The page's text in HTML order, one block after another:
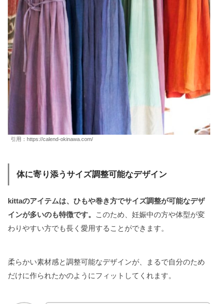
引用：https://calend-okinawa.com/
体に寄り添うサイズ調整可能なデザイン
kittaのアイテムは、ひもや巻き方でサイズ調整が可能なデザ
インが多いのも特徴です。
このため、妊娠中の方や体型が変
わりやすい方でも長く愛用することができます。
柔らかい素材感と調整可能なデザインが、まるで自分のため
だけに作られたかのようにフィットしてくれます。